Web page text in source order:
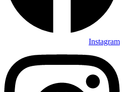
Instagram